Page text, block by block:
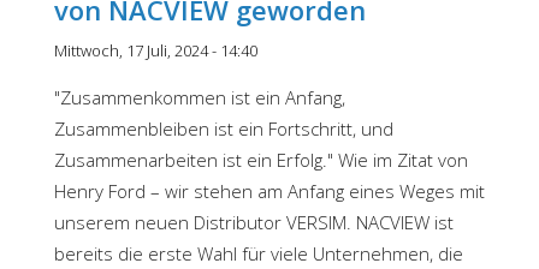
von NACVIEW geworden
Mittwoch, 17 Juli, 2024 - 14:40
"Zusammenkommen ist ein Anfang,
Zusammenbleiben ist ein Fortschritt, und
Zusammenarbeiten ist ein Erfolg." Wie im Zitat von
Henry Ford – wir stehen am Anfang eines Weges mit
unserem neuen Distributor VERSIM. NACVIEW ist
bereits die erste Wahl für viele Unternehmen, die